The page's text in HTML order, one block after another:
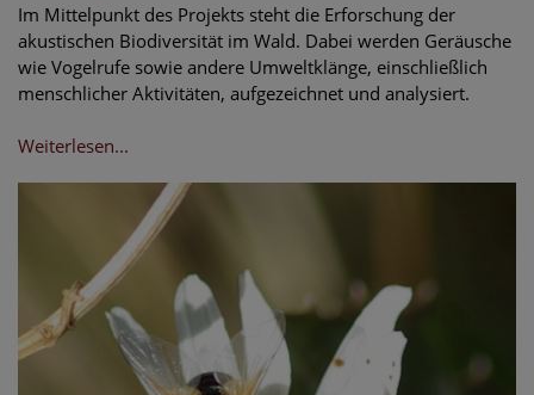
Im Mittelpunkt des Projekts steht die Erforschung der
akustischen Biodiversität im Wald. Dabei werden Geräusche
wie Vogelrufe sowie andere Umweltklänge, einschließlich
menschlicher Aktivitäten, aufgezeichnet und analysiert.
Weiterlesen...